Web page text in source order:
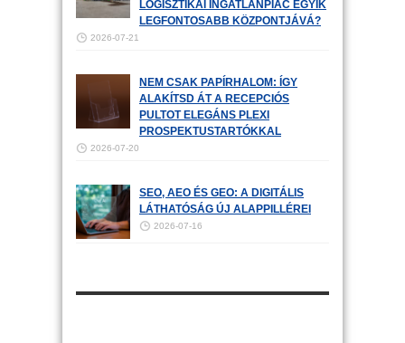
LOGISZTIKAI INGATLANPIAC EGYIK
LEGFONTOSABB KÖZPONTJÁVÁ?
2026-07-21
NEM CSAK PAPÍRHALOM: ÍGY
ALAKÍTSD ÁT A RECEPCIÓS
PULTOT ELEGÁNS PLEXI
PROSPEKTUSTARTÓKKAL
2026-07-20
SEO, AEO ÉS GEO: A DIGITÁLIS
LÁTHATÓSÁG ÚJ ALAPPILLÉREI
2026-07-16